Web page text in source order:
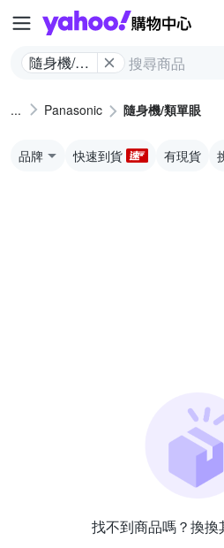
隨身機/類
Panasonic 隨身機/類單眼
品牌 快速到貨 有現貨
找不到商品嗎？換換